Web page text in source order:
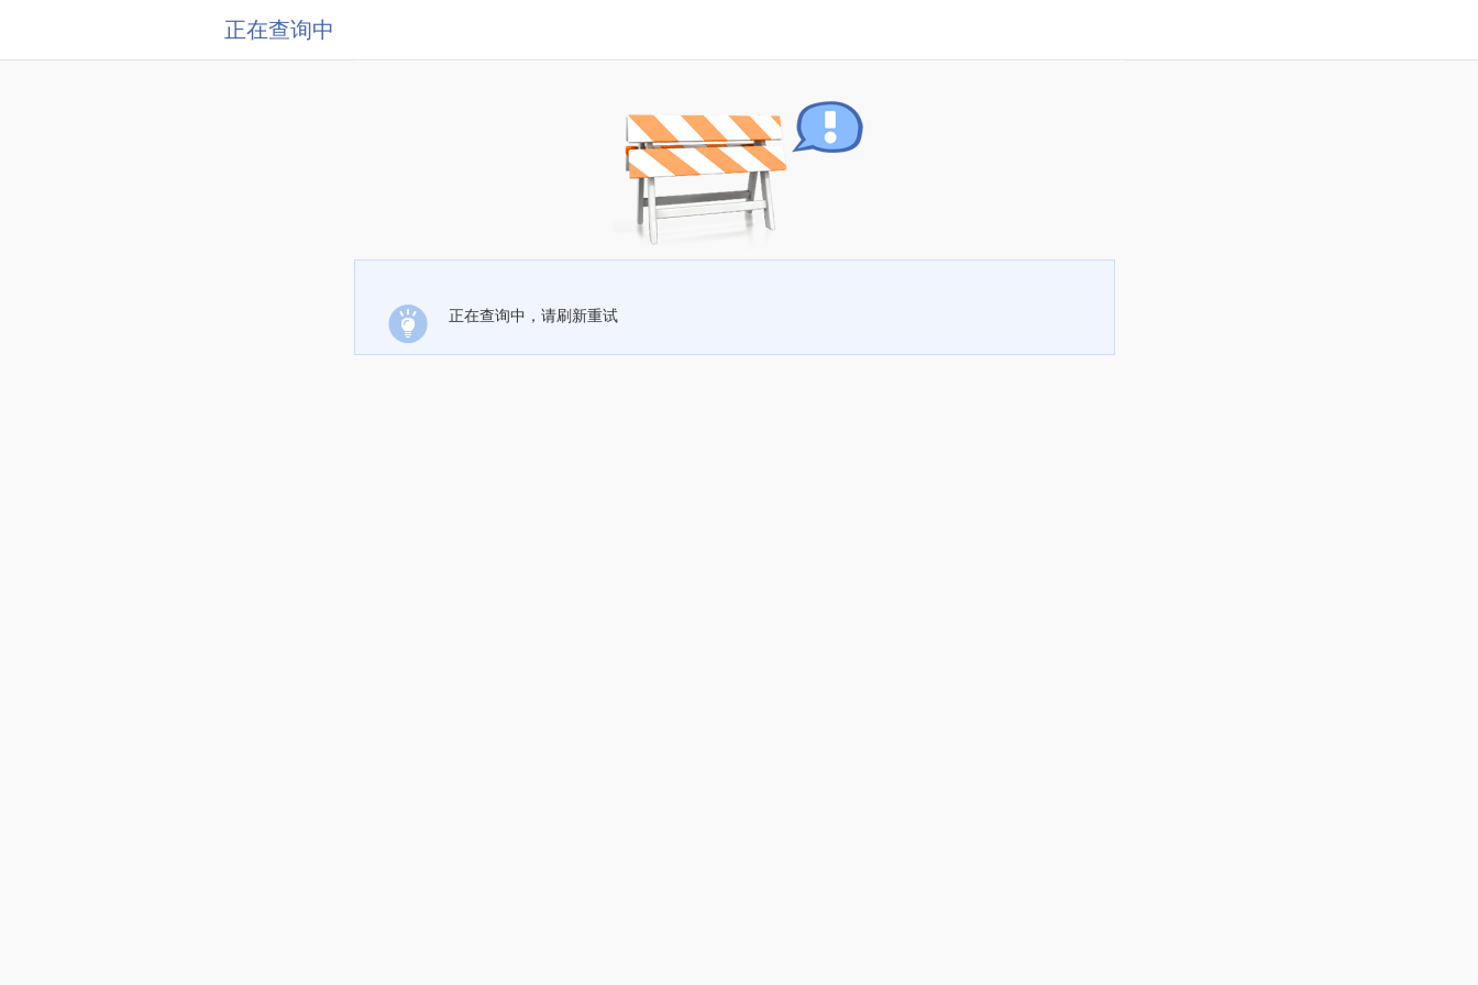
正在查询中
正在查询中，请刷新重试